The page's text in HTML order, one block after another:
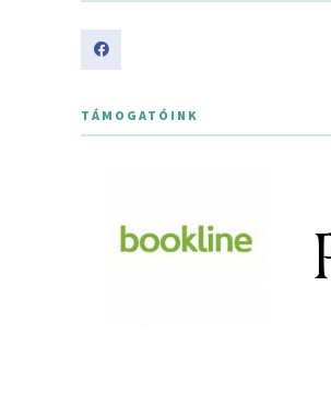
TÁMOGATÓINK